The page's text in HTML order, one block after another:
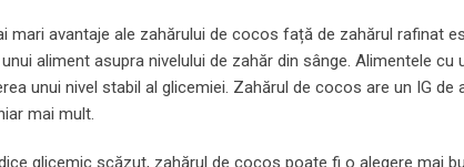
mari avantaje ale zahărului de cocos față de zahărul rafinat
aliment asupra nivelului de zahăr din sânge. Alimentele
unui nivel stabil al glicemiei. Zahărul de cocos are un IG
mai mult.
glicemic scăzut, zahărul de cocos poate fi o alegere mai